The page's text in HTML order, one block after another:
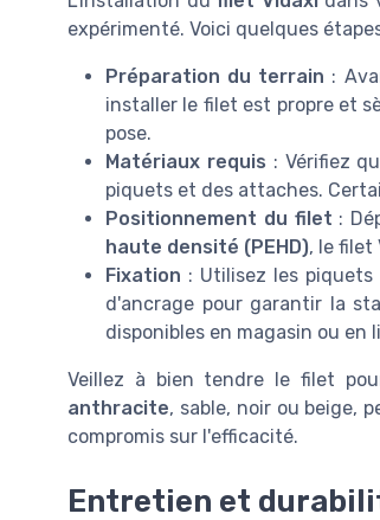
expérimenté. Voici quelques
Préparation du terrain :
installer le filet est propre et
pose.
Matériaux requis : Vérifiez
piquets et des attaches.
Positionnement du filet :
haute densité (PEHD), le filet
Fixation : Utilisez les
d'ancrage pour garantir la
disponibles en magasin ou en
Veillez à bien tendre le filet
anthracite, sable, noir ou beige,
compromis sur l'efficacité.
Entretien et